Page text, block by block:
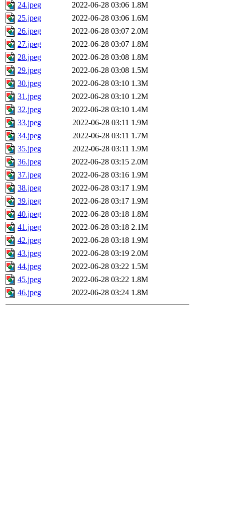
24.jpeg
2022-06-28 03:06 1.8M
25.jpeg
2022-06-28 03:06 1.6M
26.jpeg
2022-06-28 03:07 2.0M
27.jpeg
2022-06-28 03:07 1.8M
28.jpeg
2022-06-28 03:08 1.8M
29.jpeg
2022-06-28 03:08 1.5M
30.jpeg
2022-06-28 03:10 1.3M
31.jpeg
2022-06-28 03:10 1.2M
32.jpeg
2022-06-28 03:10 1.4M
33.jpeg
2022-06-28 03:11 1.9M
34.jpeg
2022-06-28 03:11 1.7M
35.jpeg
2022-06-28 03:11 1.9M
36.jpeg
2022-06-28 03:15 2.0M
37.jpeg
2022-06-28 03:16 1.9M
38.jpeg
2022-06-28 03:17 1.9M
39.jpeg
2022-06-28 03:17 1.9M
40.jpeg
2022-06-28 03:18 1.8M
41.jpeg
2022-06-28 03:18 2.1M
42.jpeg
2022-06-28 03:18 1.9M
43.jpeg
2022-06-28 03:19 2.0M
44.jpeg
2022-06-28 03:22 1.5M
45.jpeg
2022-06-28 03:22 1.8M
46.jpeg
2022-06-28 03:24 1.8M